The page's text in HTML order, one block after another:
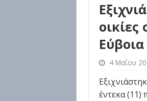
Εύβοια
4 Μαΐου
έντεκα (11)